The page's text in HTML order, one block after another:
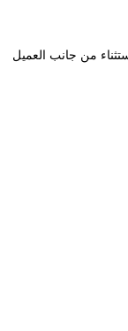
من جانب العميل